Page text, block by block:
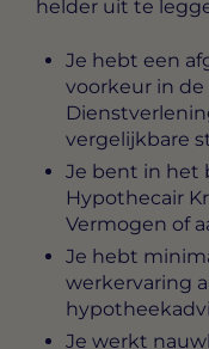
helder uit te
Je hebt een
voorkeur in
vergelijkbare
Je bent in het
Hypothecair
Vermogen of
Je hebt
werkervaring
Je werkt